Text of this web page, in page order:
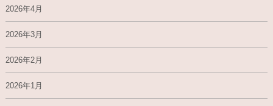
2026年4月
2026年3月
2026年2月
2026年1月